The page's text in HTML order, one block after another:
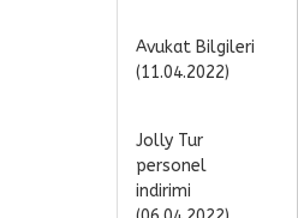
Avukat Bilgileri
(11.04.2022)
Jolly Tur
personel
indirimi